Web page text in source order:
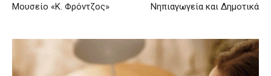
Μουσείο «Κ. Φρόντζος»
Νηπιαγωγεία και Δημοτικά